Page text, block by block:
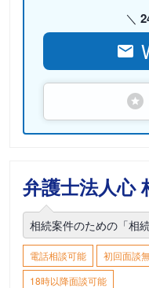
弁護士法人心
相続案件のための「相
電話相談可能 初回面談
18時以降面談可能